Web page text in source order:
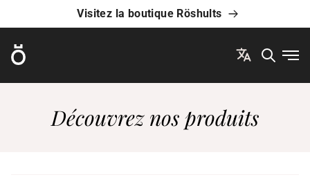
Visitez la boutique Röshults
Röshults
Découvrez nos produits